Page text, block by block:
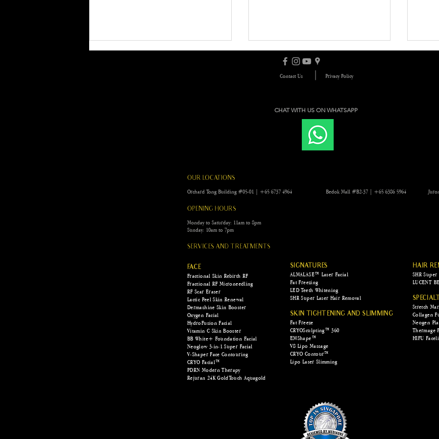
Top Weight-Loss Treatments
in 2026: Fat Freeze,
Contact Us Privacy Policy
CHAT WITH US ON WHATSAPP
OUR LOCATIONS
Orchard Tong Building #05-01 | +65 6737 4964 Bedok Mall #B2-37 | +65 6386 5964
OPENING HOURS
SIGNATURES
ALMALASE™ Laser Facial
Fat Freezing
LED Teeth Whitening
SHR Super Laser Hair Removal
SKIN TIGHTENING AND SLIMMING
Fat Freeze
CRYOSculpting™ 360
EMShape™
V8 Lipo Massage
CRYO Contour™
Lipo Laser Slimming
HAIR
SHR
LUCENT
Stretch
Collagen
Neogen
Thermage
HIFU
FACE
Fractional Skin Rebirth RF
Fractional RF Microneedling
RF Scar Eraser
Lactic Peel Skin Renewal
Dermashine Skin Booster
Oxygen Facial
HydroFusion Facial
Vitamin C Skin Booster
BB White+ Foundation Facial
Neoglow 3-in-1 Super Facial
V-Shaper Face Contouring
CRYO Facial™
PDRN Modern Therapy
Rejuran 24K GoldTouch Aquagold
SERVICES AND TREATMENTS
Monday to Saturday: 11am to 8pm
Sunday: 10am to 7pm